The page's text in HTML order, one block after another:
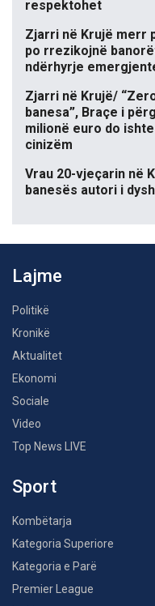
respektohet
Zjarri në Krujë merr
po rrezikojnë
ndërhyrje
Zjarri në Krujë/
banesa”, Braçe i
milionë euro do
cinizëm
Vrau 20-vjeçarin në
banesës autori i
Lajme
Politikë
Kronikë
Aktualitet
Ekonomi
Sociale
Video
Top News LIVE
Sport
Kombëtarja
Kategoria Superiore
Kategoria e Parë
Premier League